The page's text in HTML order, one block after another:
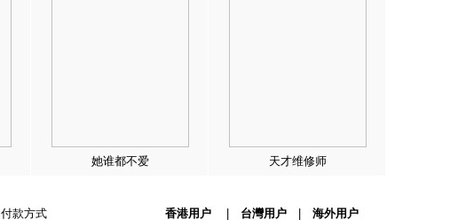
她谁都不爱 天才维修师
付款方式 香港用户| 台灣用户| 海外用户